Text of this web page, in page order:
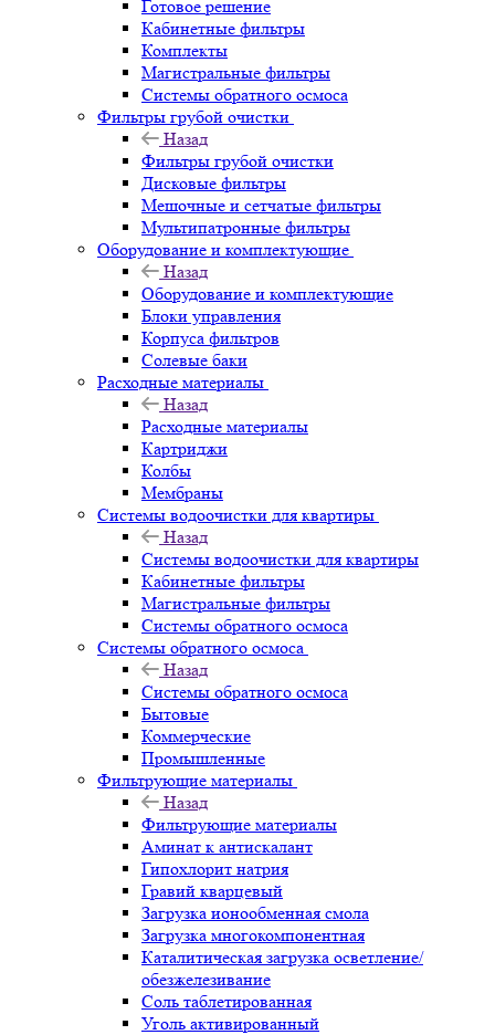
Готовое решение
Кабинетные фильтры
Комплекты
Магистральные фильтры
Системы обратного осмоса
Фильтры грубой очистки
Назад
Фильтры грубой очистки
Дисковые фильтры
Мешочные и сетчатые фильтры
Мультипатронные фильтры
Оборудование и комплектующие
Назад
Оборудование и комплектующие
Блоки управления
Корпуса фильтров
Солевые баки
Расходные материалы
Назад
Расходные материалы
Картриджи
Колбы
Мембраны
Системы водоочистки для квартиры
Назад
Системы водоочистки для квартиры
Кабинетные фильтры
Магистральные фильтры
Системы обратного осмоса
Системы обратного осмоса
Назад
Системы обратного осмоса
Бытовые
Коммерческие
Промышленные
Фильтрующие материалы
Назад
Фильтрующие материалы
Аминат к антискалант
Гипохлорит натрия
Гравий кварцевый
Загрузка ионообменная смола
Загрузка многокомпонентная
Каталитическая загрузка осветление/
обезжелезивание
Соль таблетированная
Уголь активированный